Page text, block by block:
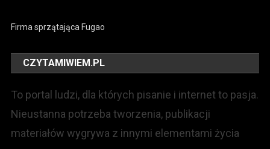
Firma sprzątająca Fugao
CZYTAMIWIEM.PL
To portal ludzi, dla których pisanie i internet to pasja.
Nieustanna potrzeba tworzenia, publikacji
materiałów wygrywa z innymi elementami życia